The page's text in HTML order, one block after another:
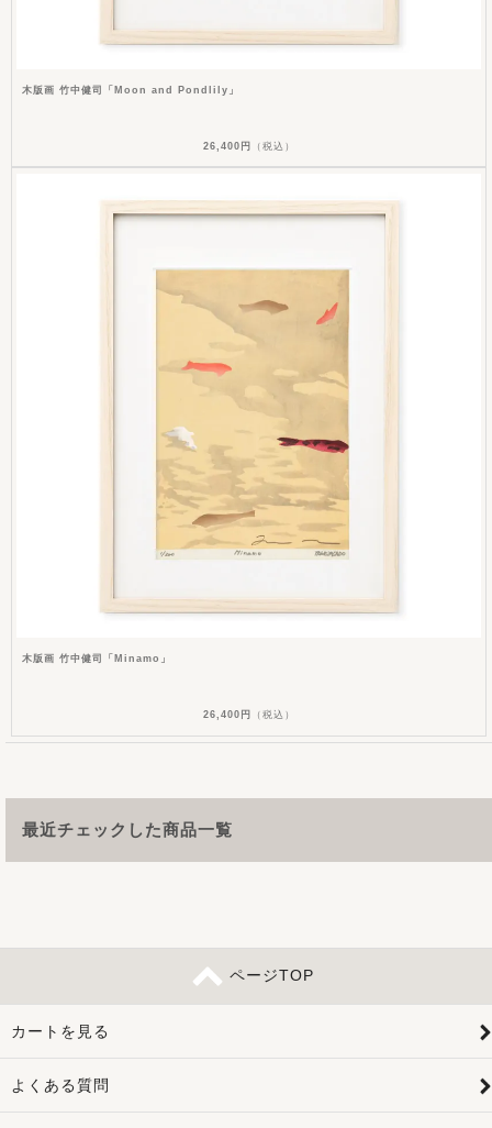
木版画 竹中健司「Moon and Pondlily」
26,400円 （税込）
木版画 竹中健司「Minamo」
26,400円 （税込）
最近チェックした商品一覧
ページTOP
カートを見る
よくある質問